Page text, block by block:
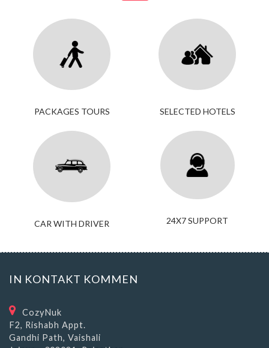
PACKAGES TOURS SELECTED HOTELS
CAR WITH DRIVER 24X7 SUPPORT
IN KONTAKT KOMMEN
CozyNuk
F2, Rishabh Appt.
Gandhi Path, Vaishali